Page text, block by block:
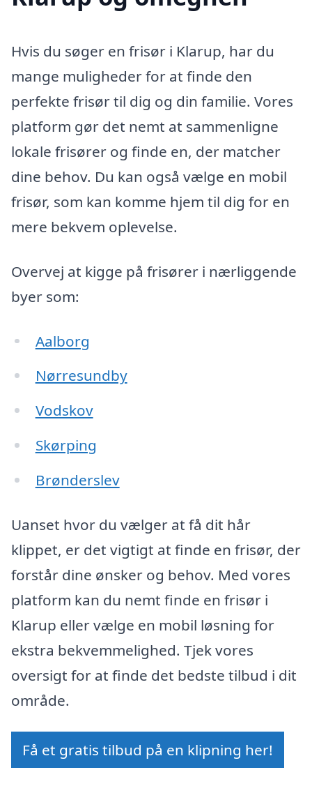
Hvis du søger en frisør i Klarup, har du
mange muligheder for at finde den
perfekte frisør til dig og din familie. Vores
platform gør det nemt at sammenligne
lokale frisører og finde en, der matcher
dine behov. Du kan også vælge en mobil
frisør, som kan komme hjem til dig for en
mere bekvem oplevelse.
Overvej at kigge på frisører i nærliggende
byer som:
Aalborg
Nørresundby
Vodskov
Skørping
Brønderslev
Uanset hvor du vælger at få dit hår
klippet, er det vigtigt at finde en frisør, der
forstår dine ønsker og behov. Med vores
platform kan du nemt finde en frisør i
Klarup eller vælge en mobil løsning for
ekstra bekvemmelighed. Tjek vores
oversigt for at finde det bedste tilbud i dit
område.
Få et gratis tilbud på en klipning her!